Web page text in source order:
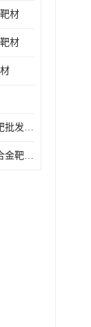
材
材
镍钒合金靶_镍钒合金靶批发_镍钒合金靶供应商
镍钒合金靶_供应镍钒合金靶_镍钒合金靶厂家